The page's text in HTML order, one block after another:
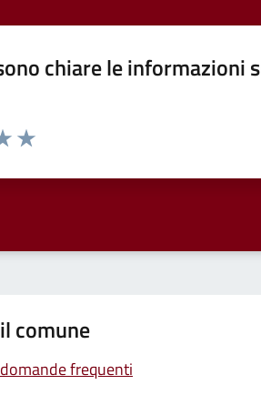
chiare le informazioni
la pagina
comune
frequenti